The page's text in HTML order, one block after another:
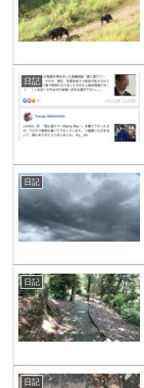
日記
日記
日記
日記